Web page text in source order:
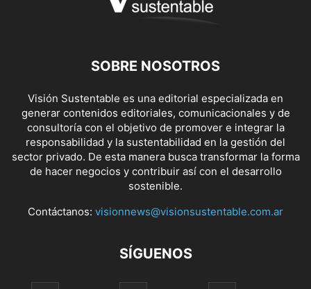
SOBRE NOSOTROS
Visión Sustentable es una editorial especializada en
generar contenidos editoriales, comunicacionales y de
consultoría con el objetivo de promover e integrar la
responsabilidad y la sustentabilidad en la gestión del
sector privado. De esta manera busca transformar la forma
de hacer negocios y contribuir así con el desarrollo
sostenible.
Contáctanos: visionnews@visionsustentable.com.ar
SÍGUENOS